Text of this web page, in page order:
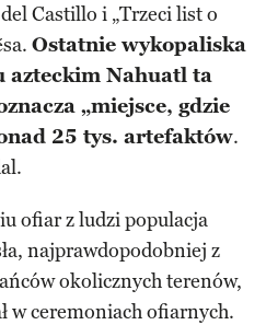
Castillo i „Trzeci list o
Ostatnie wykopaliska
azteckim Nahuatl ta
„miejsce, gdzie
25 tys. artefaktów.
ofiar z ludzi populacja
najprawdopodobniej z
okolicznych terenów,
w ceremoniach ofiarnych.